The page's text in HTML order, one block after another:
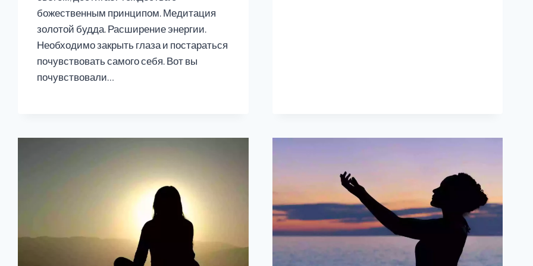
божественным принципом. Медитация
золотой будда. Расширение энергии.
Необходимо закрыть глаза и постараться
почувствовать самого себя. Вот вы
почувствовали…